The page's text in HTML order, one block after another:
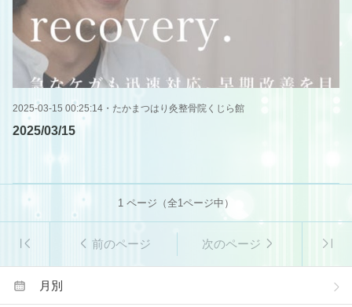
2025-03-15 00:25:14 ・ たかまつはり灸整骨院くじら館
2025/03/15
1 ページ（全1ページ中）
前のページ 次のページ
月別